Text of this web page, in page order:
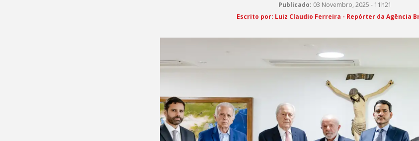
Publicado: 03 Novembro, 2025 - 11h21
Escrito por: Luiz Claudio Ferreira - Repórter da Agência